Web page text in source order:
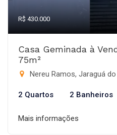
R$ 430.000
Casa Geminada à
75m²
Nereu Ramos, Jaraguá
2 Quartos 2 Banheiros
Mais informações